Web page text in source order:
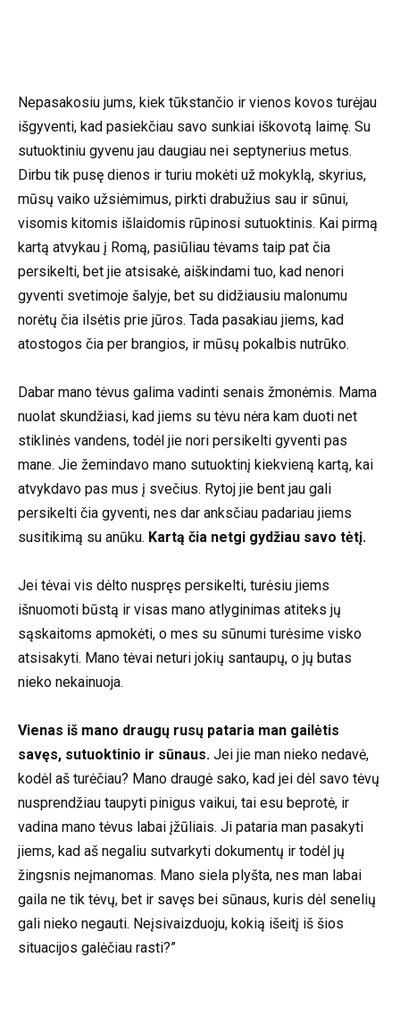
Nepasakosiu jums, kiek tūkstančio ir vienos kovos turėjau
išgyventi, kad pasiekčiau savo sunkiai iškovotą laimę. Su
sutuoktiniu gyvenu jau daugiau nei septynerius metus.
Dirbu tik pusę dienos ir turiu mokėti už mokyklą, skyrius,
mūsų vaiko užsiėmimus, pirkti drabužius sau ir sūnui,
visomis kitomis išlaidomis rūpinosi sutuoktinis. Kai pirmą
kartą atvykau į Romą, pasiūliau tėvams taip pat čia
persikelti, bet jie atsisakė, aiškindami tuo, kad nenori
gyventi svetimoje šalyje, bet su didžiausiu malonumu
norėtų čia ilsėtis prie jūros. Tada pasakiau jiems, kad
atostogos čia per brangios, ir mūsų pokalbis nutrūko.
Dabar mano tėvus galima vadinti senais žmonėmis. Mama
nuolat skundžiasi, kad jiems su tėvu nėra kam duoti net
stiklinės vandens, todėl jie nori persikelti gyventi pas
mane. Jie žemindavo mano sutuoktinį kiekvieną kartą, kai
atvykdavo pas mus į svečius. Rytoj jie bent jau gali
persikelti čia gyventi, nes dar anksčiau padariau jiems
susitikimą su anūku. Kartą čia netgi gydžiau savo tėtį.
Jei tėvai vis dėlto nuspręs persikelti, turėsiu jiems
išnuomoti būstą ir visas mano atlyginimas atiteks jų
sąskaitoms apmokėti, o mes su sūnumi turėsime visko
atsisakyti. Mano tėvai neturi jokių santaupų, o jų butas
nieko nekainuoja.
Vienas iš mano draugų rusų pataria man gailėtis
savęs, sutuoktinio ir sūnaus. Jei jie man nieko nedavė,
kodėl aš turėčiau? Mano draugė sako, kad jei dėl savo tėvų
nusprendžiau taupyti pinigus vaikui, tai esu beprotė, ir
vadina mano tėvus labai įžūliais. Ji pataria man pasakyti
jiems, kad aš negaliu sutvarkyti dokumentų ir todėl jų
žingsnis neįmanomas. Mano siela plyšta, nes man labai
gaila ne tik tėvų, bet ir savęs bei sūnaus, kuris dėl senelių
gali nieko negauti. Neįsivaizduoju, kokią išeitį iš šios
situacijos galėčiau rasti?”